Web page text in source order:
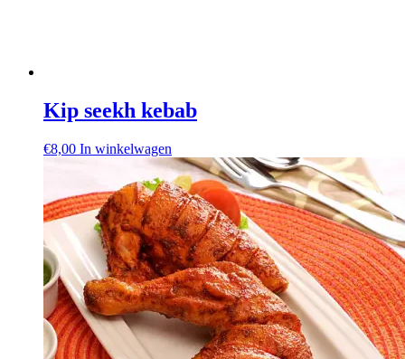
Kip seekh kebab
€8,00 In winkelwagen